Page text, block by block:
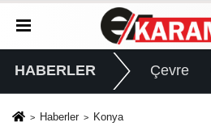
HABERLER Çevre
Haberler Konya